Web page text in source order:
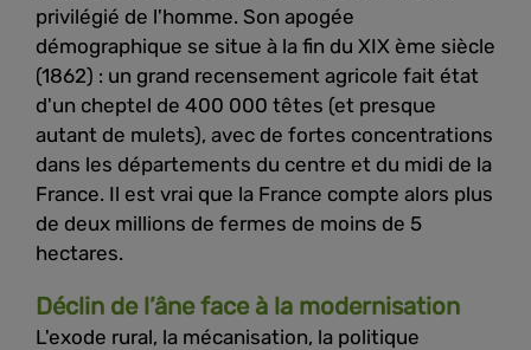
privilégié de l'homme. Son apogée
démographique se situe à la fin du XIX ème siècle
(1862) : un grand recensement agricole fait état
d'un cheptel de 400 000 têtes (et presque
autant de mulets), avec de fortes concentrations
dans les départements du centre et du midi de la
France. Il est vrai que la France compte alors plus
de deux millions de fermes de moins de 5
hectares.
Déclin de l’âne face à la modernisation
L'exode rural, la mécanisation, la politique